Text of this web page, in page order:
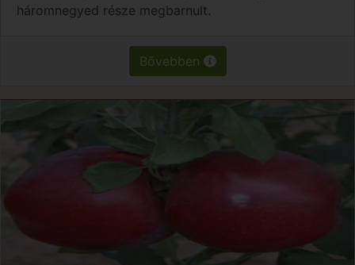
háromnegyed része megbarnult.
Bővebben